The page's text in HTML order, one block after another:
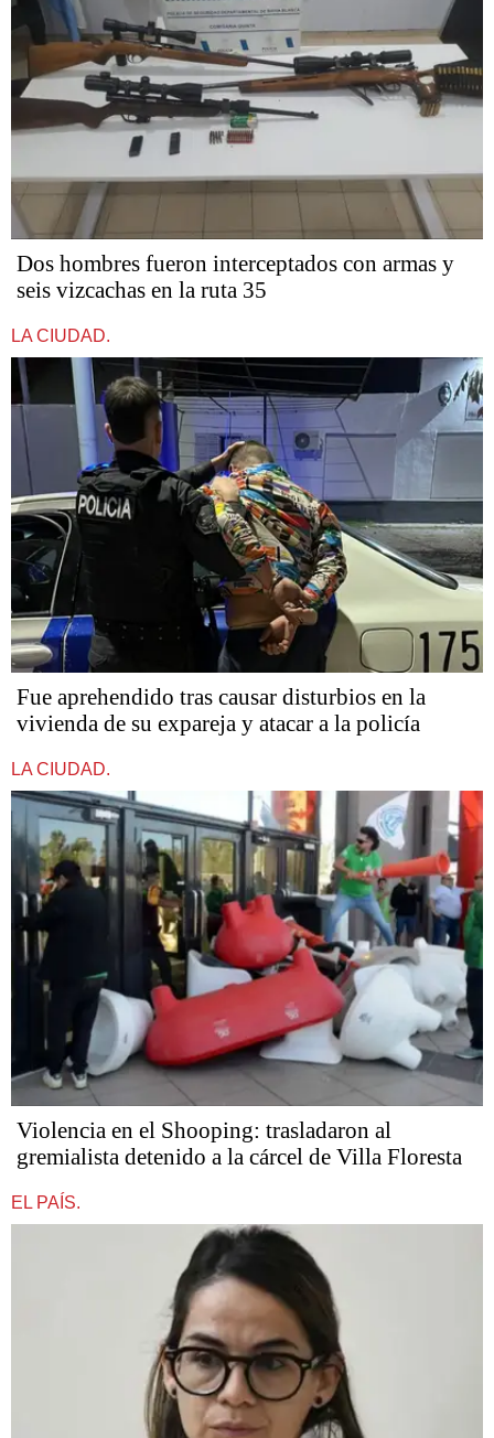
Dos hombres fueron interceptados con armas y
seis vizcachas en la ruta 35
LA CIUDAD.
Fue aprehendido tras causar disturbios en la
vivienda de su expareja y atacar a la policía
LA CIUDAD.
Violencia en el Shooping: trasladaron al
gremialista detenido a la cárcel de Villa Floresta
EL PAÍS.